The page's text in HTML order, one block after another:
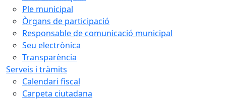
Ple municipal
Òrgans de participació
Responsable de comunicació municipal
Seu electrònica
Transparència
Serveis i tràmits
Calendari fiscal
Carpeta ciutadana